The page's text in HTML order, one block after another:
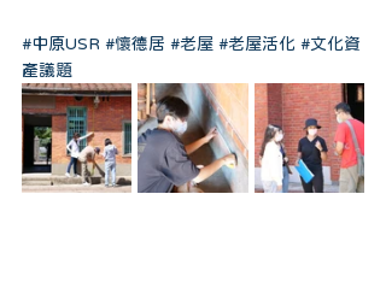
#中原USR #懷德居 #老屋 #老屋活化 #文化資
產議題